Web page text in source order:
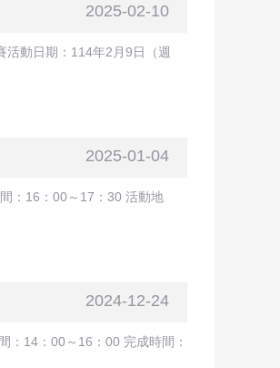
2025-02-10
動日期：114年2月9日（週
2025-01-04
：16：00～17：30 活動地
2024-12-24
：14：00～16：00 完成時間：